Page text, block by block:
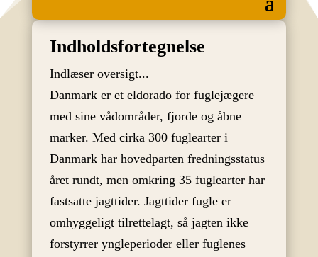
Indholdsfortegnelse
Indlæser oversigt...
Danmark er et eldorado for fuglejægere
med sine vådområder, fjorde og åbne
marker. Med cirka 300 fuglearter i
Danmark har hovedparten fredningsstatus
året rundt, men omkring 35 fuglearter har
fastsatte jagttider. Jagttider fugle er
omhyggeligt tilrettelagt, så jagten ikke
forstyrrer yngleperioder eller fuglenes